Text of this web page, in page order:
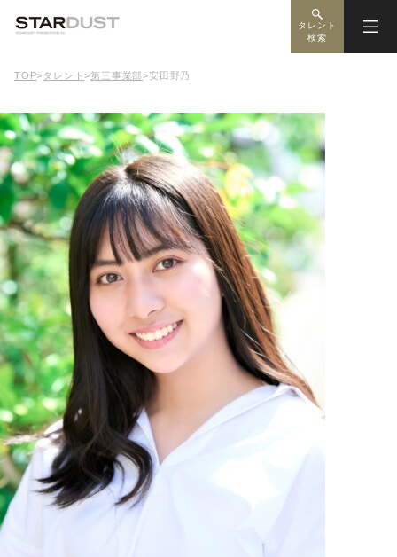
タレント
検索
TOP> タレント>第三事業部>安田野乃